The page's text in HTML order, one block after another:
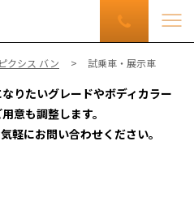
ピクシス バン 試乗車・展示車
りたいグレードやボディカラー
意も調整します。
軽にお問い合わせください。